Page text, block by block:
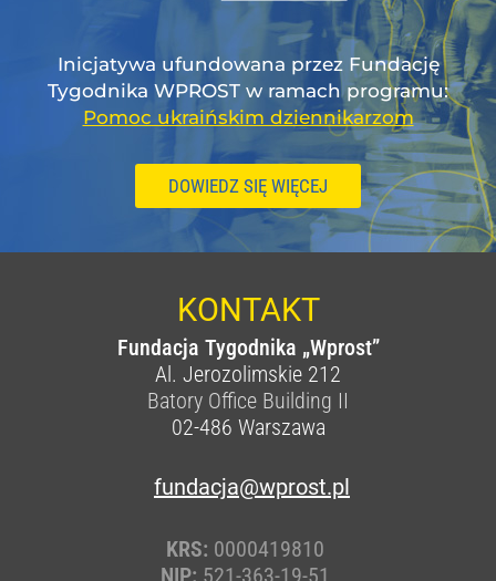
Inicjatywa ufundowana przez Fundację
Tygodnika WPROST w ramach programu:
Pomoc ukraińskim dziennikarzom
DOWIEDZ SIĘ WIĘCEJ
KONTAKT
Fundacja Tygodnika „Wprost”
Al. Jerozolimskie 212
Batory Office Building II
02-486 Warszawa
fundacja@wprost.pl
KRS: 0000419810
NIP: 521-363-19-51